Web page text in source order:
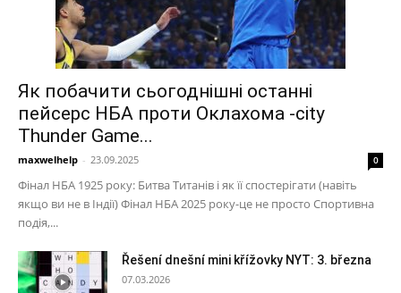
Як побачити сьогоднішні останні
пейсерс НБА проти Оклахома -city
Thunder Game...
maxwelhelp - 23.09.2025 0
Фінал НБА 1925 року: Битва Титанів і як її спостерігати (навіть
якщо ви не в Індії) Фінал НБА 2025 року-це не просто Спортивна
подія,...
Řešení dnešní mini křížovky NYT: 3. března
07.03.2026